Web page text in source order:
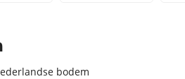
bodem